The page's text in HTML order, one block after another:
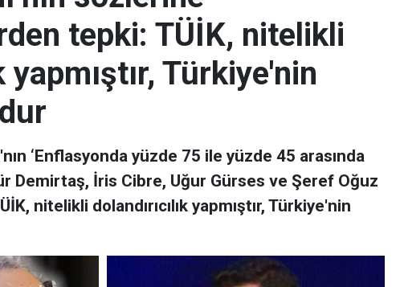
tepki: TÜİK, nitelikli
yapmıştır, Türkiye'nin
‘Enflasyonda yüzde 75 ile yüzde 45 arasında
Demirtaş, İris Cibre, Uğur Gürses ve Şeref Oğuz
nitelikli dolandırıcılık yapmıştır, Türkiye'nin